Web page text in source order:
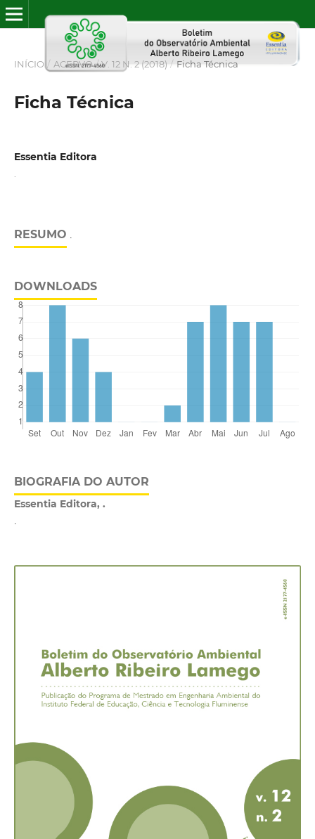
INÍCIO / ACERVO / V. 12 N. 2 (2018) / Ficha Técnica
Ficha Técnica
Essentia Editora
RESUMO .
DOWNLOADS
BIOGRAFIA DO AUTOR
Essentia Editora, .
.